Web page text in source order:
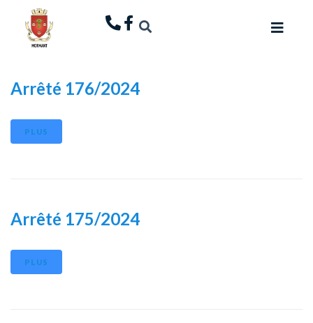
principal
Arrêté 176/2024
PLUS
Arrêté 175/2024
PLUS